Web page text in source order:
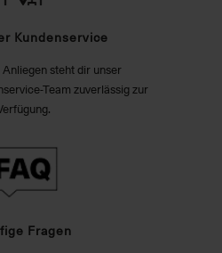
Kundenservice
Anliegen steht dir unser
Team zuverlässig zur
Fragen